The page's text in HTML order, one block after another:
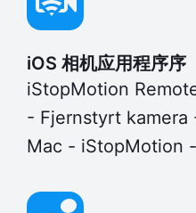
iOS 相机应用程序序
iStopMotion
- Fjernstyrt
Mac - iStopMotion